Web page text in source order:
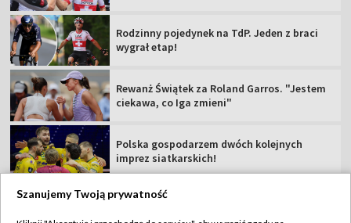
Rodzinny pojedynek na TdP. Jeden z braci
wygrał etap!
Rewanż Świątek za Roland Garros. "Jestem
ciekawa, co Iga zmieni"
Polska gospodarzem dwóch kolejnych
imprez siatkarskich!
Szanujemy Twoją prywatność